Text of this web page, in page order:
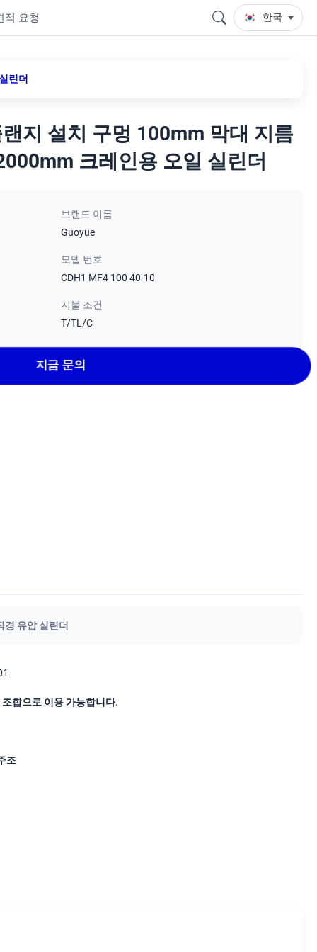
적 요청 한국
린더
지 설치 구멍 100mm 막대 지름
크레인용 오일 실린더
브랜드 이름
Guoyue
모델 번호
CDH1 MF4 100 40-10
지불 조건
T/TL/C
지금 문의
경 유압 실린더
합으로 이용 가능합니다.
조